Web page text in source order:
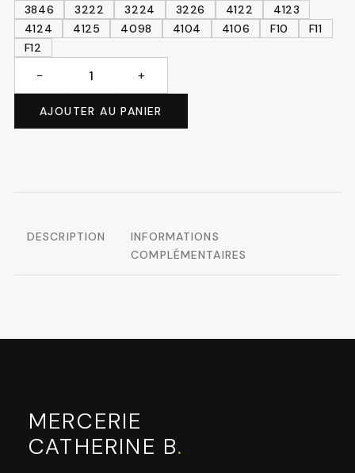
3846
3222 3224 3226 4122
4123
4124
4125 4098 4104 4106 F10
F11
F12
Soie
− +
AJOUTER AU PANIER
DESCRIPTION
INFORMATIONS
COMPLÉMENTAIRES
MERCERIE
CATHERINE B.